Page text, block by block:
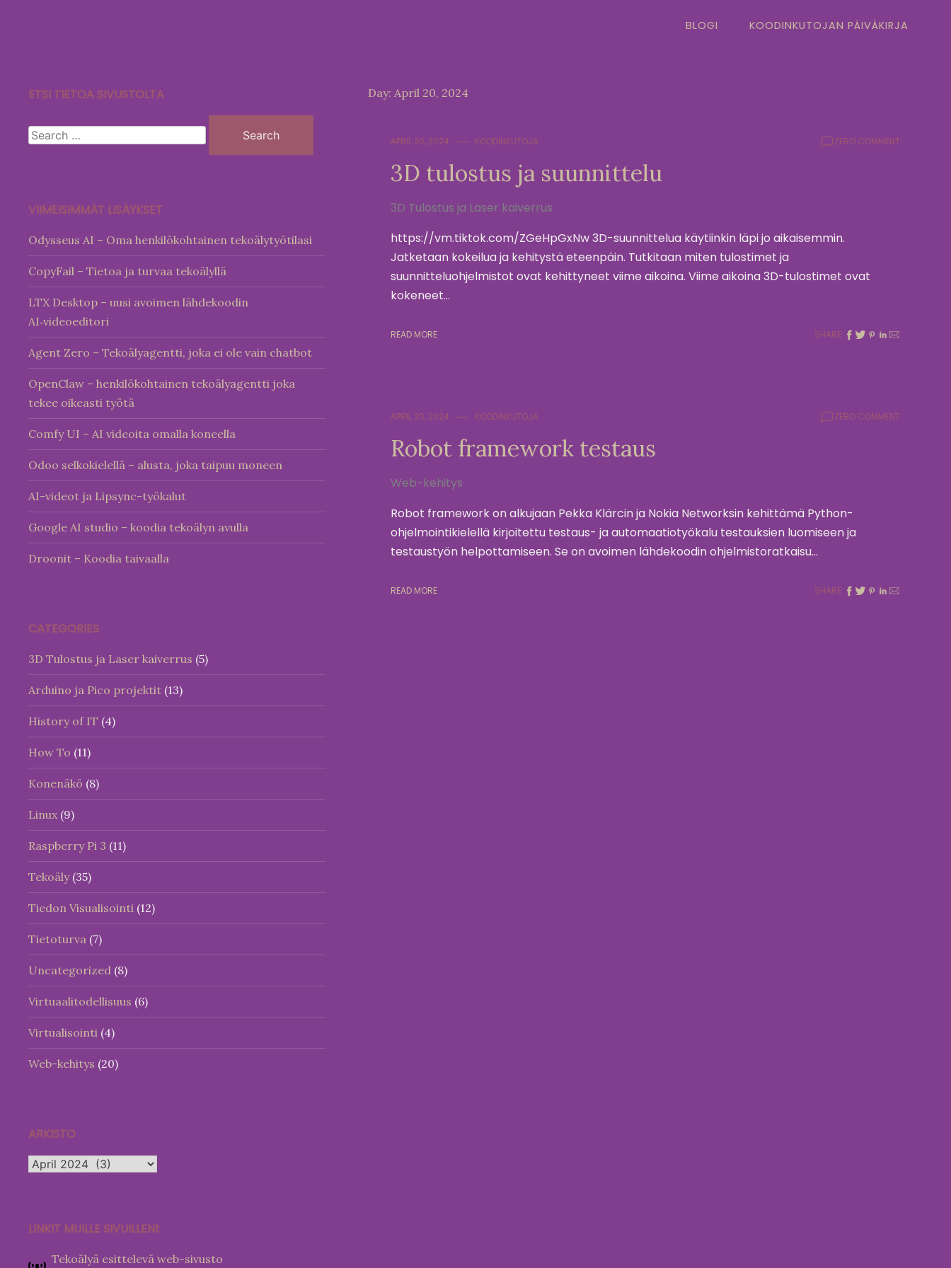
BLOGI KOODINKUTOJAN PÄIVÄKIRJA
Day: April 20, 2024
APRIL 20, 2024 KOODINKUTOJA ZERO COMMENT
3D tulostus ja suunnittelu
3D Tulostus ja Laser kaiverrus
https://vm.tiktok.com/ZGeHpGxNw 3D-suunnittelua käytiinkin läpi jo aikaisemmin.
Jatketaan kokeilua ja kehitystä eteenpäin. Tutkitaan miten tulostimet ja
suunnitteluohjelmistot ovat kehittyneet viime aikoina. Viime aikoina 3D-tulostimet ovat
kokeneet…
READ MORE SHARE:
APRIL 20, 2024 KOODINKUTOJA ZERO COMMENT
Robot framework testaus
Web-kehitys
Robot framework on alkujaan Pekka Klärcin ja Nokia Networksin kehittämä Python-
ohjelmointikielellä kirjoitettu testaus- ja automaatiotyökalu testauksien luomiseen ja
testaustyön helpottamiseen. Se on avoimen lähdekoodin ohjelmistoratkaisu…
READ MORE SHARE:
ETSI TIETOA SIVUSTOLTA
Search
for:
VIIMEISIMMÄT LISÄYKSET
Odysseus AI – Oma henkilökohtainen tekoälytyötilasi
CopyFail – Tietoa ja turvaa tekoälyllä
LTX Desktop – uusi avoimen lähdekoodin
AI‑videoeditori
Agent Zero – Tekoälyagentti, joka ei ole vain chatbot
OpenClaw – henkilökohtainen tekoälyagentti joka
tekee oikeasti työtä
Comfy UI – AI videoita omalla koneella
Odoo selkokielellä – alusta, joka taipuu moneen
AI-videot ja Lipsync-työkalut
Google AI studio – koodia tekoälyn avulla
Droonit – Koodia taivaalla
CATEGORIES
3D Tulostus ja Laser kaiverrus (5)
Arduino ja Pico projektit (13)
History of IT (4)
How To (11)
Konenäkö (8)
Linux (9)
Raspberry Pi 3 (11)
Tekoäly(35)
Tiedon Visualisointi (12)
Tietoturva (7)
Uncategorized (8)
Virtuaalitodellisuus (6)
Virtualisointi (4)
Web-kehitys (20)
ARKISTO
Arkisto
LINKIT MUILLE SIVUILLENI:
Tekoälyä esittelevä web-sivusto